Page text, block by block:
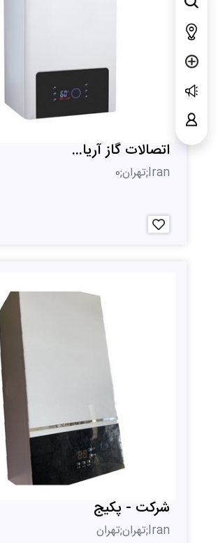
اتصالات گاز آریا...
Iran;تهران;0
شرکت - پکیج
Iran;تهران;تهران